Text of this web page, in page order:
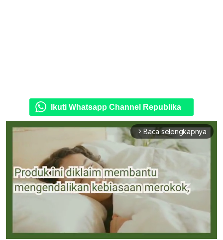
Ikuti Whatsapp Channel Republika
arrow_forward_ios Baca selengkapnya